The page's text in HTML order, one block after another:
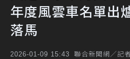
年度風雲車名單出
落馬
2026-01-09 15:43 聯合新聞網／記